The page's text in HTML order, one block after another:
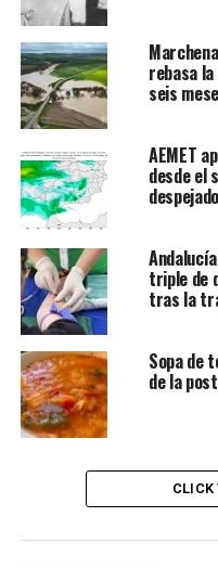
rebasa la
seis
AEMET
desde el
triple de
tras la
Sopa de
de la
CLICK